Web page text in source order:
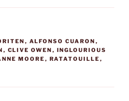
, ALFONSO CUARON ,
, CLIVE OWEN , INGLOURIOUS
MOORE , RATATOUILLE ,